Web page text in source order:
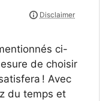
ci-
de choisir
! Avec
du temps et